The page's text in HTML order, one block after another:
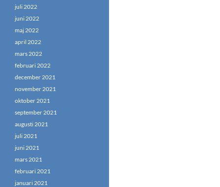
juli 2022
juni 2022
maj 2022
april 2022
mars 2022
februari 2022
december 2021
november 2021
oktober 2021
september 2021
augusti 2021
juli 2021
juni 2021
mars 2021
februari 2021
januari 2021